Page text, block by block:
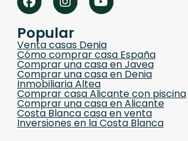
Popular
Venta casas Denia
Cómo comprar casa España
Comprar una casa en Javea
Comprar una casa en Denia
Inmobiliaria Altea
Comprar casa Alicante con piscina
Comprar una casa en Alicante
Costa Blanca casa en venta
Inversiones en la Costa Blanca